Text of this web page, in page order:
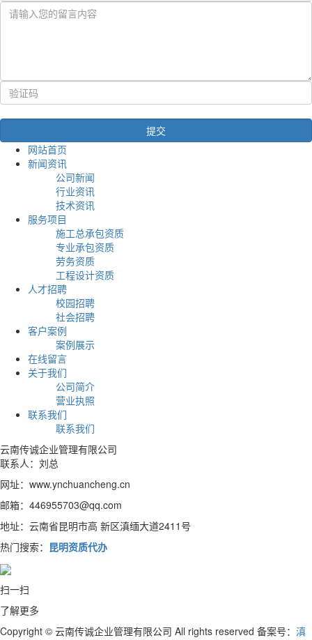
网站首页
新闻资讯
公司新闻
行业资讯
技术资讯
服务项目
施工总承包资质
专业承包资质
劳务资质
工程设计资质
人才招聘
校园招聘
社会招聘
客户案例
案例展示
在线留言
关于我们
公司简介
营业执照
联系我们
联系我们
云南传诚企业管理有限公司
联系人：刘总
网址：www.ynchuancheng.cn
邮箱：446955703@qq.com
地址：云南省昆明市高 新区滇缅大道2411号
热门搜索： 昆明资质代办
扫一扫
了解更多
Copyright © 云南传诚企业管理有限公司 All rights reserved 备案号： 滇